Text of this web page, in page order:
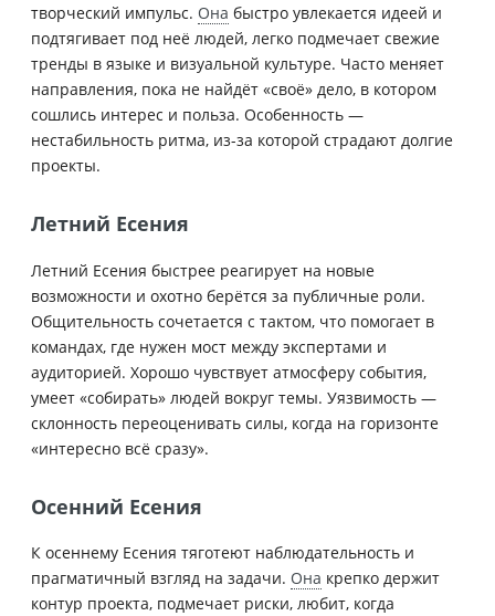
творческий импульс. Она быстро увлекается идеей и
подтягивает под неё людей, легко подмечает свежие
тренды в языке и визуальной культуре. Часто меняет
направления, пока не найдёт «своё» дело, в котором
сошлись интерес и польза. Особенность —
нестабильность ритма, из-за которой страдают долгие
проекты.
Летний Есения
Летний Есения быстрее реагирует на новые
возможности и охотно берётся за публичные роли.
Общительность сочетается с тактом, что помогает в
командах, где нужен мост между экспертами и
аудиторией. Хорошо чувствует атмосферу события,
умеет «собирать» людей вокруг темы. Уязвимость —
склонность переоценивать силы, когда на горизонте
«интересно всё сразу».
Осенний Есения
К осеннему Есения тяготеют наблюдательность и
прагматичный взгляд на задачи. Она крепко держит
контур проекта, подмечает риски, любит, когда